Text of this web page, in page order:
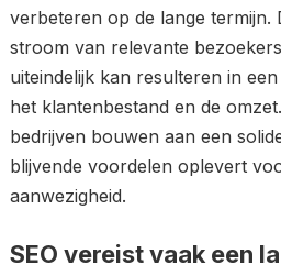
verbeteren op de lange termijn.
stroom van relevante
uiteindelijk kan resulteren in
het klantenbestand en de
bedrijven bouwen aan een
blijvende voordelen oplevert
aanwezigheid.
SEO vereist vaak een